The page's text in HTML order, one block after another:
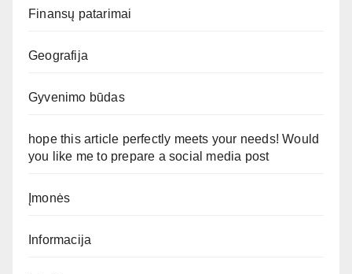
Finansų patarimai
Geografija
Gyvenimo būdas
hope this article perfectly meets your needs! Would
you like me to prepare a social media post
Įmonės
Informacija